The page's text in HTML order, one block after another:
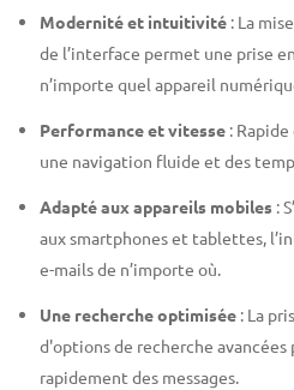
Modernité et intuitivité : La
de l’interface permet une prise
n’importe quel appareil
Performance et vitesse :
une navigation fluide et des
Adapté aux appareils mobiles :
aux smartphones et tablettes,
e-mails de n’importe où.
Une recherche optimisée : La
d'options de recherche
rapidement des messages.